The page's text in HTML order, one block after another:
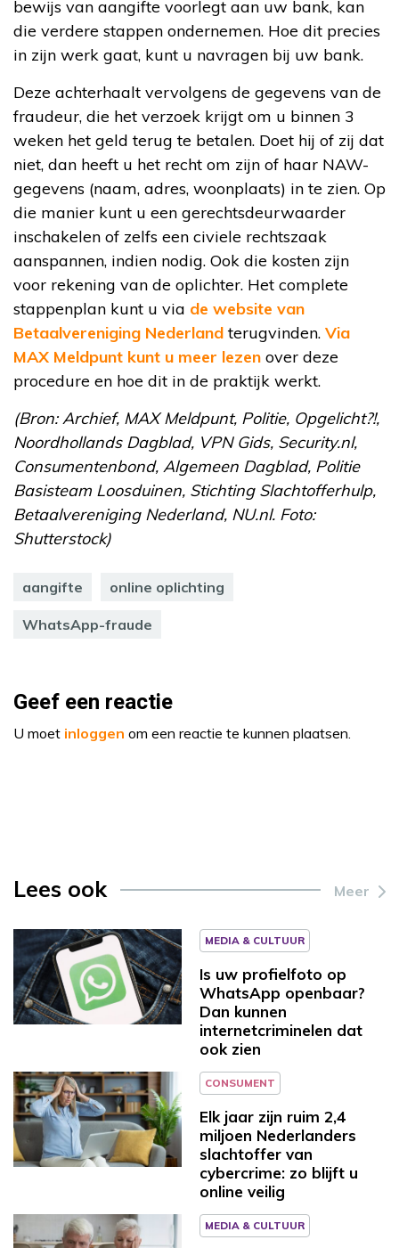
bewijs van aangifte voorlegt aan uw bank, kan
die verdere stappen ondernemen. Hoe dit precies
in zijn werk gaat, kunt u navragen bij uw bank.
Deze achterhaalt vervolgens de gegevens van de
fraudeur, die het verzoek krijgt om u binnen 3
weken het geld terug te betalen. Doet hij of zij dat
niet, dan heeft u het recht om zijn of haar NAW-
gegevens (naam, adres, woonplaats) in te zien. Op
die manier kunt u een gerechtsdeurwaarder
inschakelen of zelfs een civiele rechtszaak
aanspannen, indien nodig. Ook die kosten zijn
voor rekening van de oplichter. Het complete
stappenplan kunt u via de website van
Betaalvereniging Nederlandterugvinden. Via
MAX Meldpunt kunt u meer lezen over deze
procedure en hoe dit in de praktijk werkt.
(Bron: Archief, MAX Meldpunt, Politie, Opgelicht?!,
Noordhollands Dagblad, VPN Gids, Security.nl,
Consumentenbond, Algemeen Dagblad, Politie
Basisteam Loosduinen, Stichting Slachtofferhulp,
Betaalvereniging Nederland, NU.nl. Foto:
Shutterstock)
aangifte online oplichting
WhatsApp-fraude
Geef een reactie
U moet inloggen om een reactie te kunnen plaatsen.
Lees ook Meer
MEDIA & CULTUUR
Is uw profielfoto op
WhatsApp openbaar?
Dan kunnen
internetcriminelen dat
ook zien
CONSUMENT
Elk jaar zijn ruim 2,4
miljoen Nederlanders
slachtoffer van
cybercrime: zo blijft u
online veilig
MEDIA & CULTUUR